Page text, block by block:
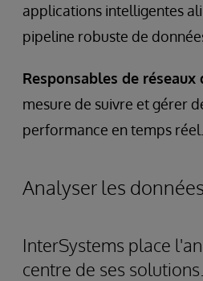
applications intelligentes
pipeline robuste de
Responsables de réseaux
mesure de suivre et gérer
performance en temps réel.
Analyser les
InterSystems place
centre de ses solutions.